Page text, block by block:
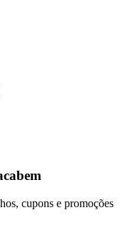
cupons e promoções